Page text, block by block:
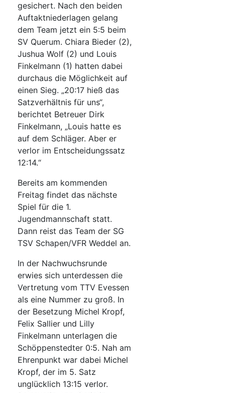
gesichert. Nach den beiden
Auftaktniederlagen gelang
dem Team jetzt ein 5:5 beim
SV Querum. Chiara Bieder (2),
Jushua Wolf (2) und Louis
Finkelmann (1) hatten dabei
durchaus die Möglichkeit auf
einen Sieg. „20:17 hieß das
Satzverhältnis für uns“,
berichtet Betreuer Dirk
Finkelmann, „Louis hatte es
auf dem Schläger. Aber er
verlor im Entscheidungssatz
12:14.“
Bereits am kommenden
Freitag findet das nächste
Spiel für die 1.
Jugendmannschaft statt.
Dann reist das Team der SG
TSV Schapen/VFR Weddel an.
In der Nachwuchsrunde
erwies sich unterdessen die
Vertretung vom TTV Evessen
als eine Nummer zu groß. In
der Besetzung Michel Kropf,
Felix Sallier und Lilly
Finkelmann unterlagen die
Schöppenstedter 0:5. Nah am
Ehrenpunkt war dabei Michel
Kropf, der im 5. Satz
unglücklich 13:15 verlor.